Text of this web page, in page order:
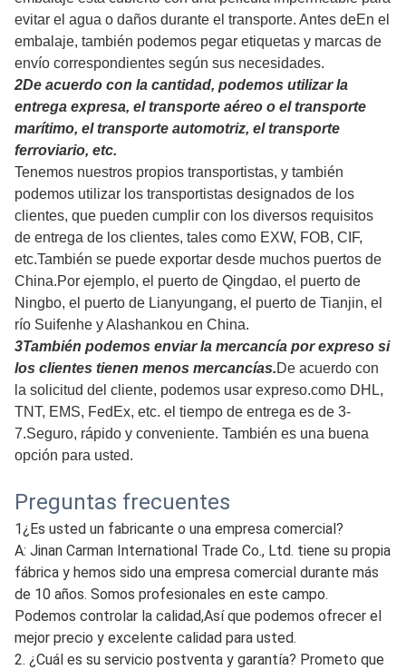
1Para garantizar mejor la seguridad de sus
mercancías, se ofrecerán servicios de embalaje
profesionales, respetuosos con el medio ambiente,
convenientes y eficientes.
Detalles: Nuestro embalaje utiliza cajas de madera de
exportación, cajas de plástico, cartones o palets.el
embalaje está cubierto con una película impermeable para
evitar el agua o daños durante el transporte. Antes deEn el
embalaje, también podemos pegar etiquetas y marcas de
envío correspondientes según sus necesidades.
2De acuerdo con la cantidad, podemos utilizar la
entrega expresa, el transporte aéreo o el transporte
marítimo, el transporte automotriz, el transporte
ferroviario, etc.
Tenemos nuestros propios transportistas, y también
podemos utilizar los transportistas designados de los
clientes, que pueden cumplir con los diversos requisitos
etc.También se puede exportar desde muchos puertos de
China.Por ejemplo, el puerto de Qingdao, el puerto de
Ningbo, el puerto de Lianyungang, el puerto de Tianjin, el
río Suifenhe y Alashankou en China.
3También podemos enviar la mercancía por expreso si
los clientes tienen menos mercancías.De acuerdo con
la solicitud del cliente, podemos usar expreso.como DHL,
TNT, EMS, FedEx, etc. el tiempo de entrega es de 3-